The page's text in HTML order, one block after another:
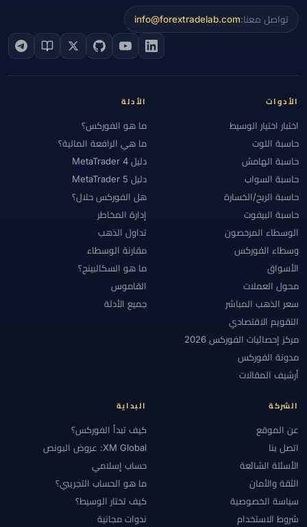
تواصل معنا:info@forextradelab.com
الأدوات
اختبار اختيار الوسيط
حاسبة اللوت
حاسبة الهامش
حاسبة السواب
حاسبة الربح/الخسارة
حاسبة البيفوت
الوسطاء المرخصون
وسطاء الفوركس
الأسواق
محول العملات
سعر الذهب المباشر
التقويم الاقتصادي
مركز إحصائيات الفوركس 2026
مدونة الفوركس
أرشيف المقالات
الأدلة
ما هو الفوركس؟
ما هي الرافعة المالية؟
دليل MetaTrader 4
دليل MetaTrader 5
هل الفوركس حلال؟
إدارة المخاطر
تداول الذهب
مقارنة الوسطاء
ما هو السكالبينج؟
القاموس
جميع الأدلة
الشركة
عن الموقع
اتصل بنا
الأسئلة الشائعة
الثقة والأمان
سياسة الخصوصية
شروط الاستخدام
البداية
كيف تبدأ الفوركس؟
XM Global: عروض البونص
حساب إسلامي
ما هو الحساب التجريبي؟
كيف تختار الوسيط؟
ندوات مجانية